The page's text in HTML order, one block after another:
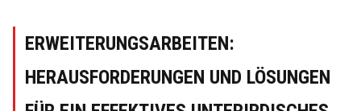
ERWEITERUNGSARBEITEN:
HERAUSFORDERUNGEN UND LÖSUNGEN